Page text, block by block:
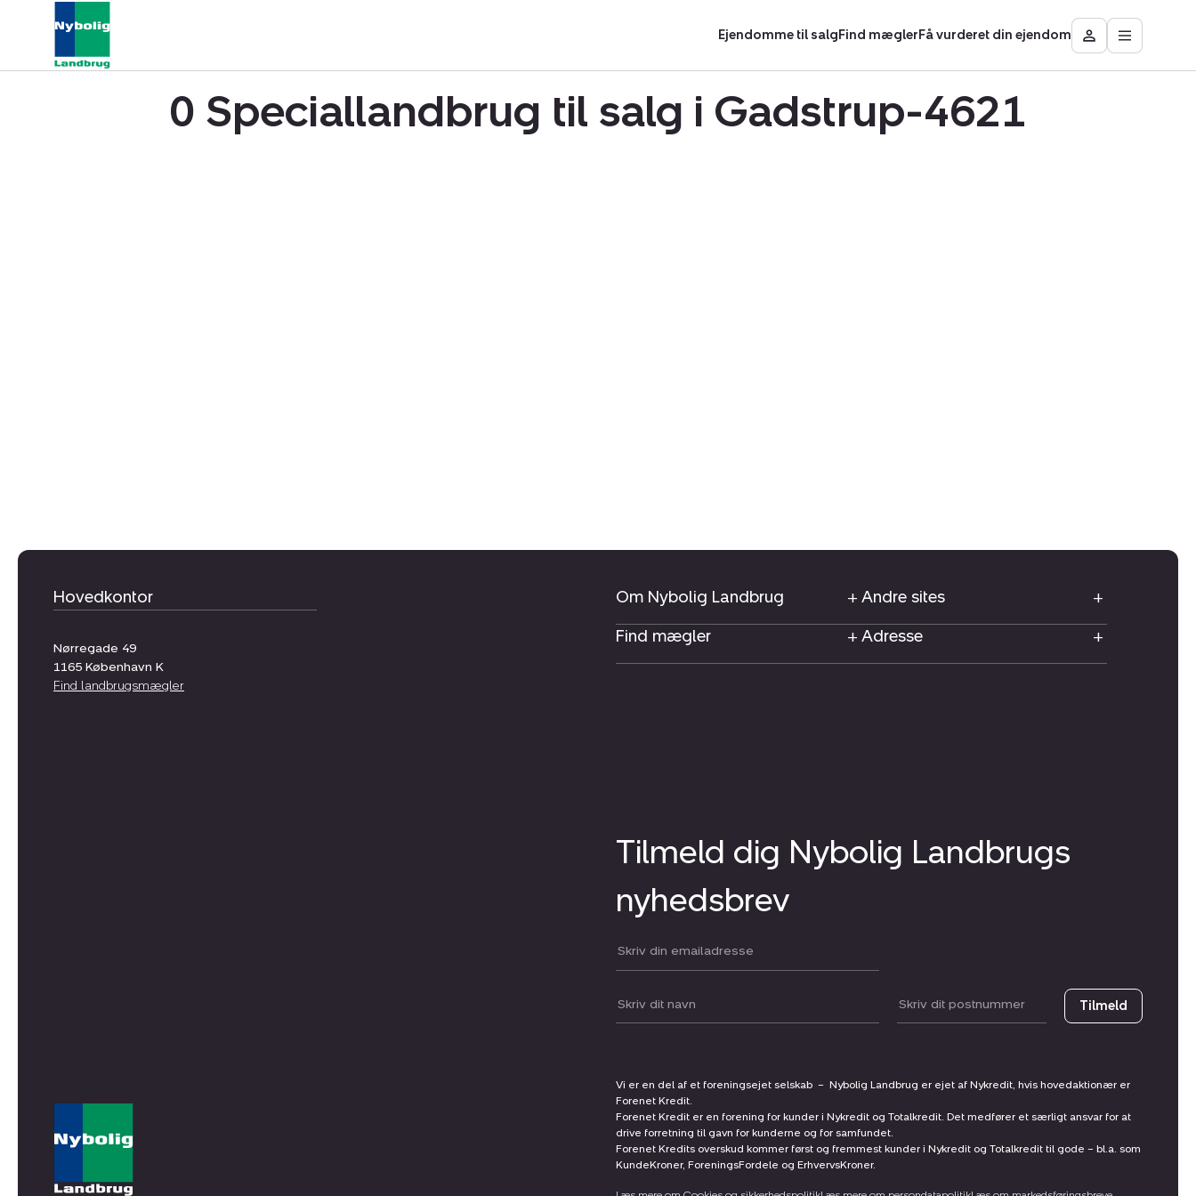
Ejendomme til salgFind mæglerFå vurderet din ejendom
Besøg
Mit
Åbn
0 Speciallandbrug til salg i Gadstrup-4621
Hovedkontor
Nørregade 49
1165 København K
Find landbrugsmægler
Om Nybolig Landbrug
Andre sites
Find mægler
Adresse
Tilmeld dig Nybolig Landbrugs
nyhedsbrev
Din email:
Dit navn: Postnummer Tilmeld
Vi er en del af et foreningsejet selskab – Nybolig Landbrug er ejet af Nykredit, hvis hovedaktionær er
Forenet Kredit.
Forenet Kredit er en forening for kunder i Nykredit og Totalkredit. Det medfører et særligt ansvar for at
drive forretning til gavn for kunderne og for samfundet.
Forenet Kredits overskud kommer først og fremmest kunder i Nykredit og Totalkredit til gode – bl.a. som
KundeKroner, ForeningsFordele og ErhvervsKroner.